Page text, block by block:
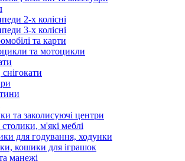
2-х колісні
3-х колісні
та карти
та мотоцикли
та заколисуючі центри
м'які меблі
для годування, ходунки
кошики для іграшок
манежі